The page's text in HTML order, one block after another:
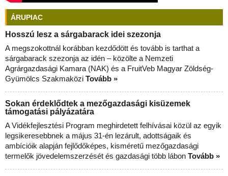
ÁRUPIAC
Hosszú lesz a sárgabarack idei szezonja
A megszokottnál korábban kezdődött és tovább is tarthat a
sárgabarack szezonja az idén – közölte a Nemzeti
Agrárgazdasági Kamara (NAK) és a FruitVeb Magyar Zöldség-
Gyümölcs Szakmaközi Tovább »
Sokan érdeklődtek a mezőgazdasági kisüzemek
támogatási pályázatára
A Vidékfejlesztési Program meghirdetett felhívásai közül az egyik
legsikeresebbnek a május 31-én lezárult, adottságaik és
ambícióik alapján fejlődőképes, kisméretű mezőgazdasági
termelők jövedelemszerzését és gazdasági több lábon Tovább »